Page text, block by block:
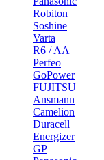
Robiton
Soshine
Varta
R6 / AA
Perfeo
GoPower
FUJITSU
Ansmann
Camelion
Duracell
Energizer
GP